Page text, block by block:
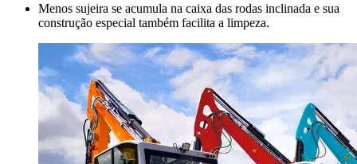
Menos sujeira se acumula na caixa das rodas inclinada e sua
construção especial também facilita a limpeza.